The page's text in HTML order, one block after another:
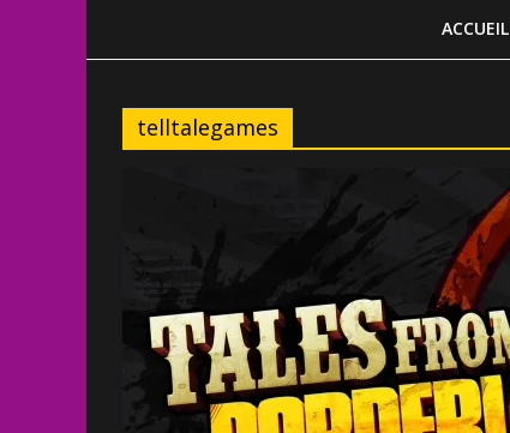
ACCUEIL
telltalegames